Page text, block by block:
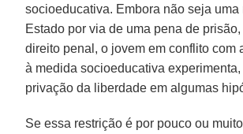
socioeducativa. Embora não seja uma
Estado por via de uma pena de
direito penal, o jovem em conflito com
à medida socioeducativa experimenta,
privação da liberdade em algumas
Se essa restrição é por pouco ou